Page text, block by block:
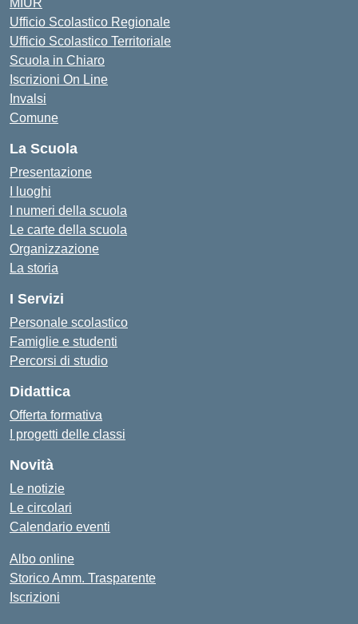
MIUR
Ufficio Scolastico Regionale
Ufficio Scolastico Territoriale
Scuola in Chiaro
Iscrizioni On Line
Invalsi
Comune
La Scuola
Presentazione
I luoghi
I numeri della scuola
Le carte della scuola
Organizzazione
La storia
I Servizi
Personale scolastico
Famiglie e studenti
Percorsi di studio
Didattica
Offerta formativa
I progetti delle classi
Novità
Le notizie
Le circolari
Calendario eventi
Albo online
Storico Amm. Trasparente
Iscrizioni